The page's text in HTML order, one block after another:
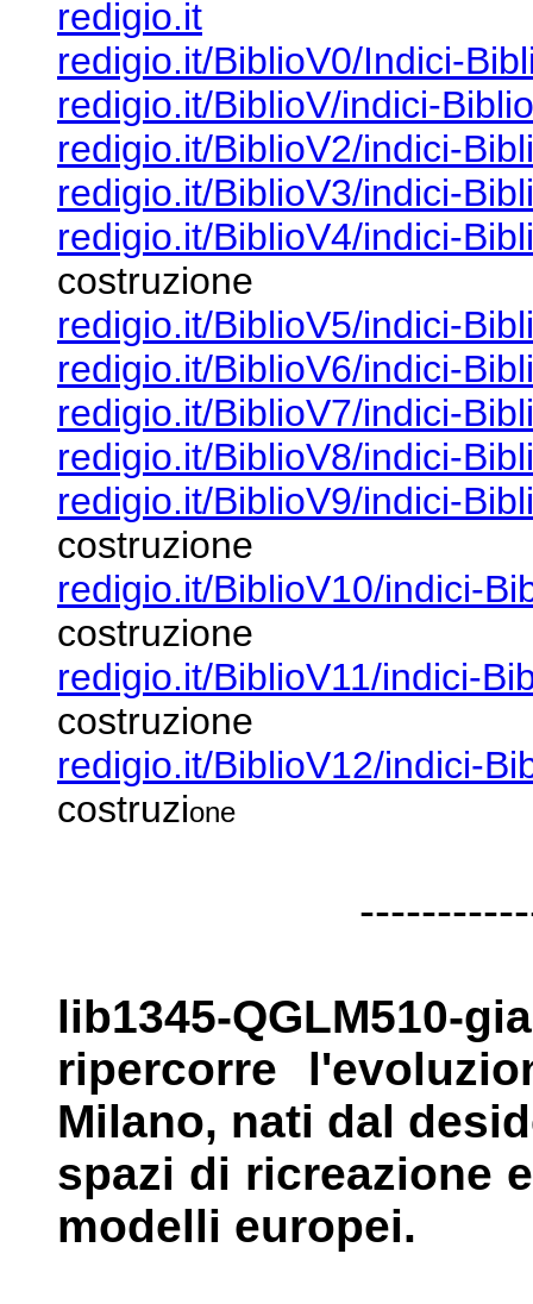
redigio.it
redigio.it/BiblioV0/Indici-
redigio.it/BiblioV/indici-
redigio.it/BiblioV2/indici-
redigio.it/BiblioV3/indici-
redigio.it/BiblioV4/indici-
costruzione
redigio.it/BiblioV5/indici-
redigio.it/BiblioV6/indici-
redigio.it/BiblioV7/indici-
redigio.it/BiblioV8/indici-
redigio.it/BiblioV9/indici-
costruzione
redigio.it/BiblioV10/indici-
costruzione
redigio.it/BiblioV11/indici-
costruzione
redigio.it/BiblioV12/indici-
costruzione
lib1345-
ripercorre
Milano, nati dal
spazi di ricreazione
modelli europei.